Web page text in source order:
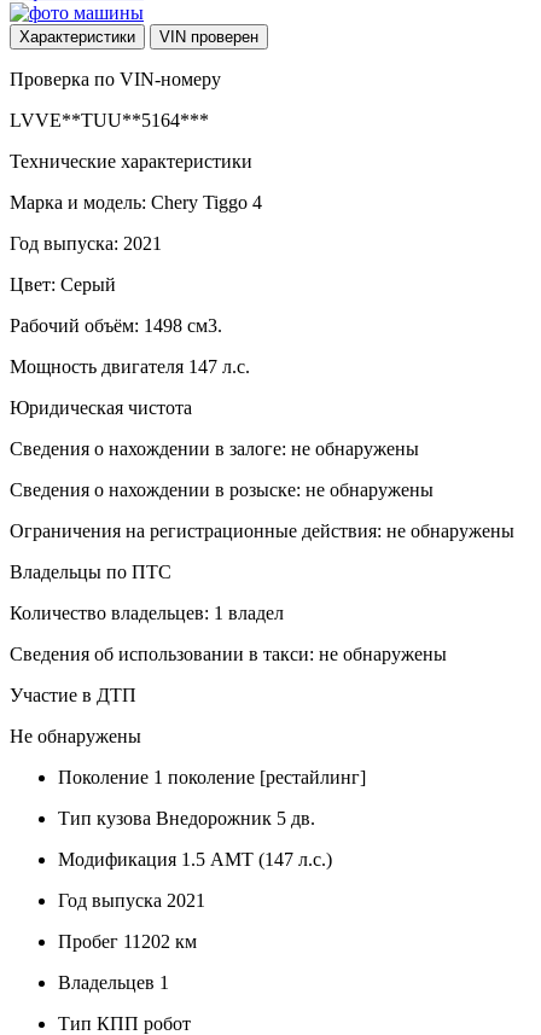
Характеристики VIN проверен
Проверка по VIN-номеру
LVVE**TUU**5164***
Технические характеристики
Марка и модель: Chery Tiggo 4
Год выпуска: 2021
Цвет: Серый
Рабочий объём: 1498 см3.
Мощность двигателя 147 л.с.
Юридическая чистота
Сведения о нахождении в залоге: не обнаружены
Сведения о нахождении в розыске: не обнаружены
Ограничения на регистрационные действия: не обнаружены
Владельцы по ПТС
Количество владельцев: 1 владел
Сведения об использовании в такси: не обнаружены
Участие в ДТП
Не обнаружены
Поколение 1 поколение [рестайлинг]
Тип кузова Внедорожник 5 дв.
Модификация 1.5 AMT (147 л.с.)
Год выпуска 2021
Пробег 11202 км
Владельцев 1
Тип КПП робот